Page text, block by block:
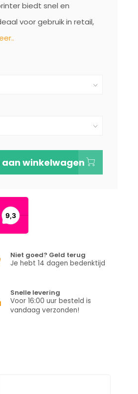
biedt snel en
voor gebruik in retail,
winkelwagen
Niet goed? Geld terug
Je hebt 14 dagen bedenktijd
Snelle levering
Voor 16:00 uur besteld is
vandaag verzonden!